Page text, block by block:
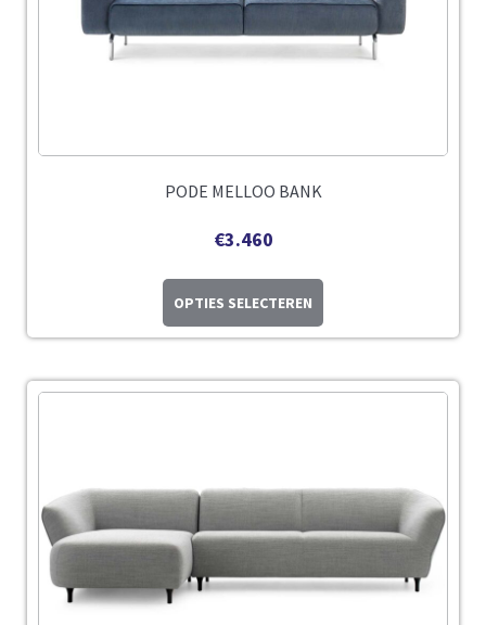
PODE MELLOO BANK
€3.460
OPTIES SELECTEREN